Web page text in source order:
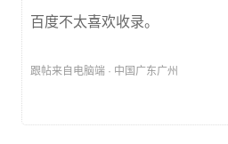
百度不太喜欢收录。
跟帖来自电脑端 · 中国广东广州